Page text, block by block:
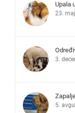
Upala
23.
3.
5.